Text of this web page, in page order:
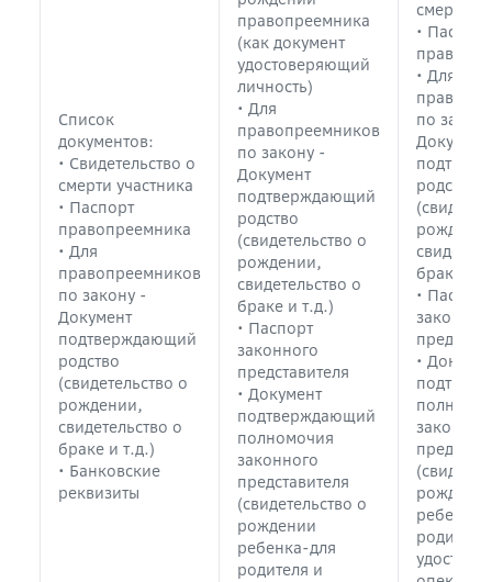
Список
документов:
• Свидетельство о
смерти участника
• Паспорт
правопреемника
• Для
правопреемников
по закону -
Документ
подтверждающий
родство
(свидетельство о
рождении,
свидетельство о
браке и т.д.)
• Банковские
реквизиты
правопреемника
(как документ
удостоверяющий
личность)
• Для
правопреемников
по закону -
Документ
подтверждающий
родство
(свидетельство о
рождении,
свидетельство о
браке и т.д.)
• Паспорт
законного
представителя
• Документ
подтверждающий
полномочия
законного
представителя
(свидетельство о
рождении
ребенка-для
родителя и
смерти
• Паспорт
• Для
по
Документ
родство
браке и
• Паспорт
•
ребенка-
родителя